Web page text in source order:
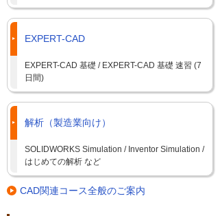
EXPERT-CAD
EXPERT-CAD 基礎 / EXPERT-CAD 基礎 速習 (7
日間)
解析（製造業向け）
SOLIDWORKS Simulation / Inventor Simulation /
はじめての解析 など
CAD関連コース全般のご案内